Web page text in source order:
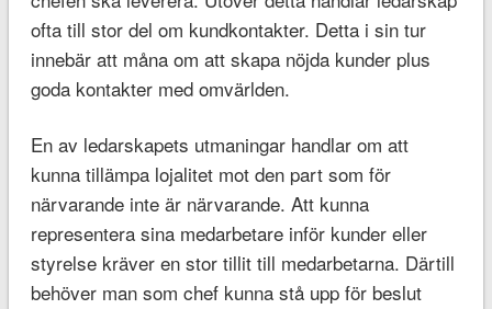
ofta till stor del om kundkontakter. Detta i sin tur
innebär att måna om att skapa nöjda kunder plus
goda kontakter med omvärlden.
En av ledarskapets utmaningar handlar om att
kunna tillämpa lojalitet mot den part som för
närvarande inte är närvarande. Att kunna
representera sina medarbetare inför kunder eller
styrelse kräver en stor tillit till medarbetarna. Därtill
behöver man som chef kunna stå upp för beslut